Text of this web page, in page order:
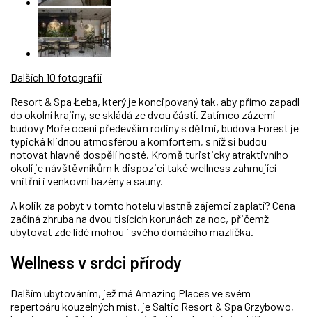
Dalších 10 fotografií
Resort & Spa Łeba, který je koncipovaný tak, aby přímo zapadl
do okolní krajiny, se skládá ze dvou částí. Zatímco zázemí
budovy Moře ocení především rodiny s dětmi, budova Forest je
typická klidnou atmosférou a komfortem, s níž si budou
notovat hlavně dospělí hosté. Kromě turisticky atraktivního
okolí je návštěvníkům k dispozici také wellness zahrnující
vnitřní i venkovní bazény a sauny.
A kolik za pobyt v tomto hotelu vlastně zájemci zaplatí? Cena
začíná zhruba na dvou tisících korunách za noc, přičemž
ubytovat zde lidé mohou i svého domácího mazlíčka.
Wellness v srdci přírody
Dalším ubytováním, jež má Amazing Places ve svém
repertoáru kouzelných míst, je Saltic Resort & Spa Grzybowo,